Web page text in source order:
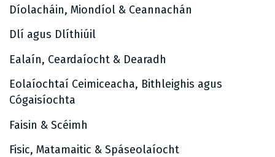
Díolacháin, Miondíol & Ceannachán
Dlí agus Dlíthiúil
Ealaín, Ceardaíocht & Dearadh
Eolaíochtaí Ceimiceacha, Bithleighis agus
Cógaisíochta
Faisin & Scéimh
Fisic, Matamaitic & Spáseolaíocht